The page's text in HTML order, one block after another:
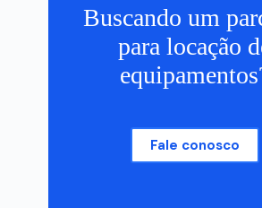
Buscando um
para locação
Fale conosco